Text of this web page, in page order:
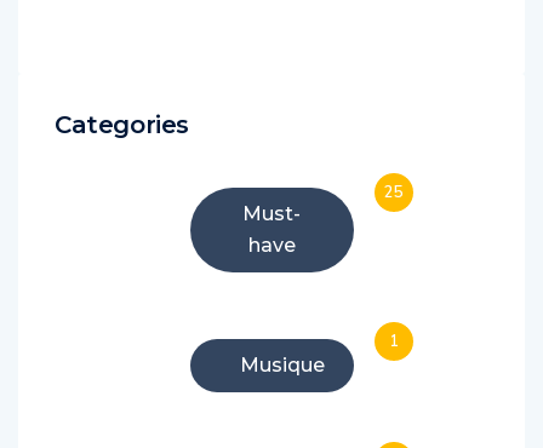
Categories
Must-
have
25
Musique
1